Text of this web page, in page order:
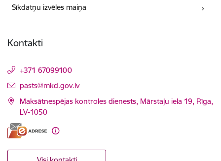
Sīkdatņu izvēles maiņa
Kontakti
+371 67099100
E-pasts:
pasts@mkd.gov.lv
Maksātnespējas kontroles dienests, Mārstaļu iela 19, Rīga,
LV-1050